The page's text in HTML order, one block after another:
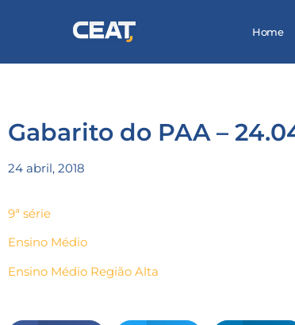
Home
Gabarito do PAA –
24 abril, 2018
9ª série
Ensino Médio
Ensino Médio Região Alta